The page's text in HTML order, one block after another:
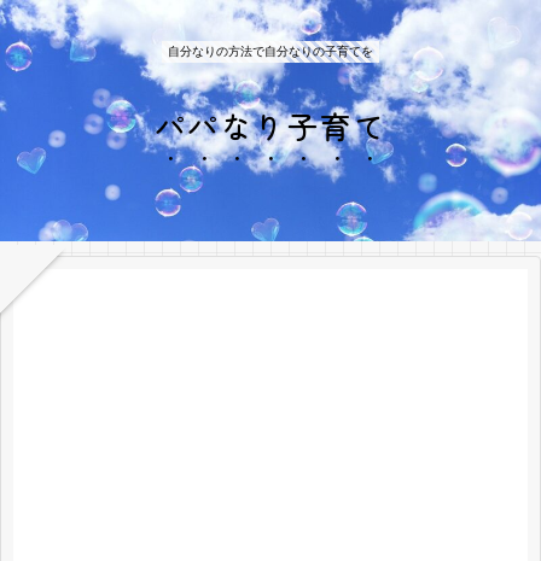
自分なりの方法で自分なりの子育てを
パパなり子育て